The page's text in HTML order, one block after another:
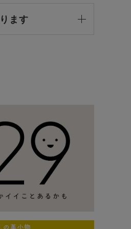
ます